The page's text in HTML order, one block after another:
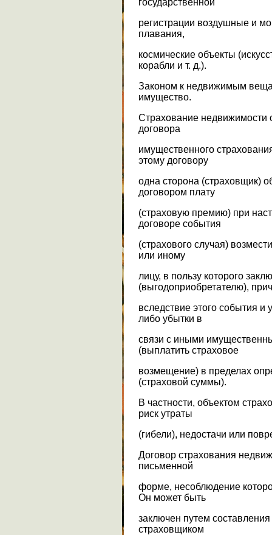
государственной
регистрации воздушные и
плавания,
космические объекты
корабли и т. д.).
Законом к недвижимым
имущество.
Страхование недвижимости
договора
имущественного
этому договору
одна сторона (страховщик)
договором плату
(страховую премию) при
договоре события
(страхового случая)
или иному
лицу, в пользу которого
(выгодоприобретателю),
вследствие этого события
либо убытки в
связи с иными
(выплатить страховое
возмещение) в пределах
(страховой суммы).
В частности, объектом
риск утраты
(гибели), недостачи или
Договор страхования
письменной
форме, несоблюдение
Он может быть
заключен путем
страховщиком